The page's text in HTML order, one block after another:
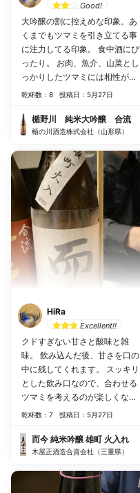
Good!
大吟醸の割に控えめな印象。あ
くまでもツマミを引き立てる事
に注力してる印象。 食中酒にぴ
ったり。 お肉、魚介、山菜とし
っかりしたツマミには相性が良
いと思います。
乾杯数：8 投稿日：5月27日
楯野川 純米大吟醸 合流
楯の川酒造株式会社（山形県）
HiRa
Excellent!!
クドすぎない甘さと酸味と雑
味。 飲み込んだ後、甘さを口の
中に残してくれます。 スッキリ
とした飲み口なので、合わせる
ツマミを考えるのが楽しくなり
ます。 蕗味噌と合わせてみまし
く締めてくれました。
乾杯数：7 投稿日：5月27日
而今 純米吟醸 雄町 火入れ
木屋正酒造合資会社（三重県）